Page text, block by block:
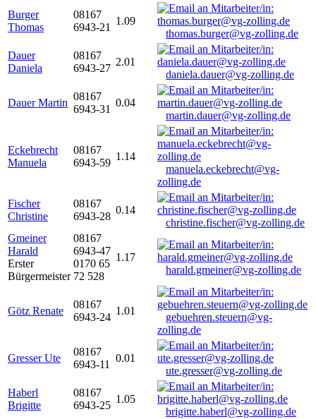
Burger
Thomas
08167
6943-21
1.09
thomas.burger@vg-zolling.de
Dauer
Daniela
08167
6943-27
2.01
daniela.dauer@vg-zolling.de
Dauer Martin
08167
6943-31
0.04
martin.dauer@vg-zolling.de
Eckebrecht
Manuela
08167
6943-59
1.14
manuela.eckebrecht@vg-
zolling.de
Fischer
Christine
08167
6943-28
0.14
christine.fischer@vg-zolling.de
Gmeiner
Harald
Erster
Bürgermeister
08167
6943-47
0170 65
72 528
1.17
harald.gmeiner@vg-zolling.de
Götz Renate
08167
6943-24
1.01
gebuehren.steuern@vg-
zolling.de
Gresser Ute
08167
6943-11
0.01
ute.gresser@vg-zolling.de
Haberl
Brigitte
08167
6943-25
1.05
brigitte.haberl@vg-zolling.de